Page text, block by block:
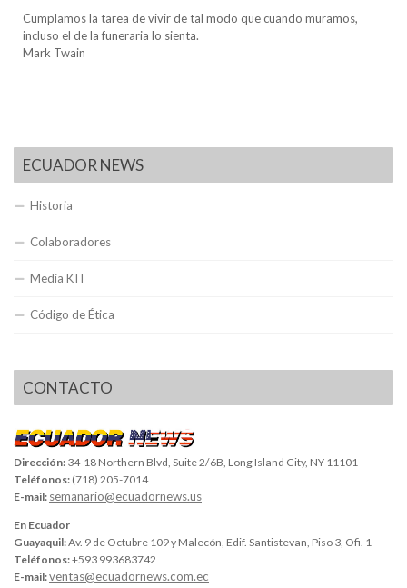
Cumplamos la tarea de vivir de tal modo que cuando muramos,
incluso el de la funeraria lo sienta.
Mark Twain
ECUADOR NEWS
Historia
Colaboradores
Media KIT
Código de Ética
CONTACTO
Dirección: 34-18 Northern Blvd, Suite 2/6B, Long Island City, NY 11101
Teléfonos: (718) 205-7014
E-mail: semanario@ecuadornews.us
En Ecuador
Guayaquil:Av. 9 de Octubre 109 y Malecón, Edif. Santistevan, Piso 3, Ofi. 1
Teléfonos:+593 993683742
E-mail:ventas@ecuadornews.com.ec